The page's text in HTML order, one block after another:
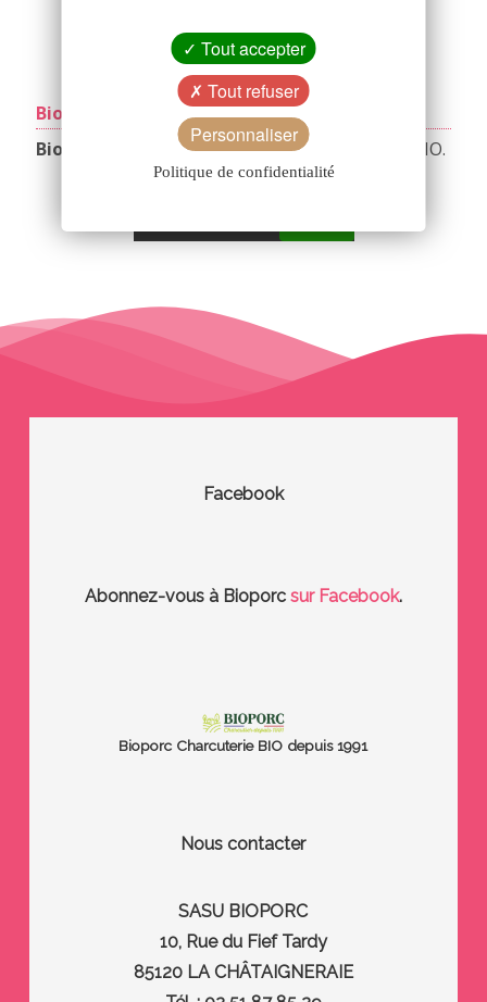
Bioporc sur YouTube
Bioporc
, 30 ans de savoir-faire en charcuterie BIO.
Facebook
Abonnez-vous à Bioporc sur Facebook.
Bioporc Charcuterie BIO depuis 1991
Nous contacter
SASU BIOPORC
10, Rue du Fief Tardy
85120 LA CHÂTAIGNERAIE
Tout accepter
Tout refuser
Personnaliser
Politique de confidentialité